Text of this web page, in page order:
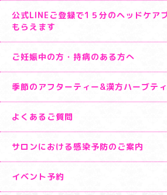
公式LINEご登録で1５分のヘッドケア
もらえます
ご妊娠中の方・持病のある方へ
季節のアフターティー&漢方ハーブテ
よくあるご質問
サロンにおける感染予防のご案内
イベント予約